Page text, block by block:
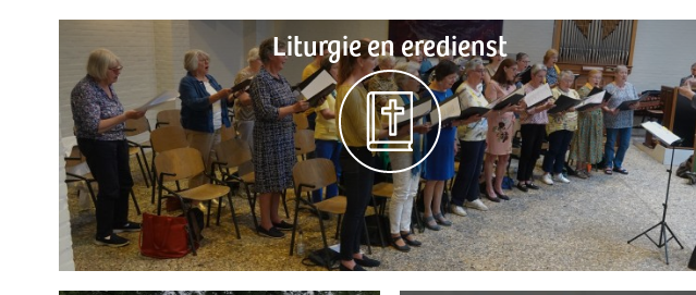
Liturgie en eredienst